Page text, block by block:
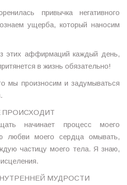
привычка негативного
ущерба, который наносим
этих аффирмаций каждый день,
в жизнь обязательно!
мы произносим и задумываться
ПРОИСХОДИТ
начинает процесс моего
любви моего сердца омывать,
частицу моего тела. Я знаю,
МУДРОСТИ